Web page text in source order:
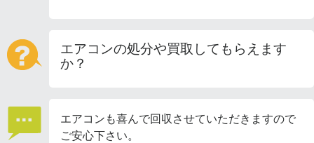
エアコンの処分や買取してもらえます
か？
エアコンも喜んで回収させていただきますので
ご安心下さい。